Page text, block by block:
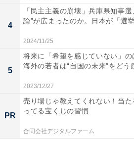
4
「民主主義の崩壊」兵庫県知事
論”が広まったのか。日本が「選
2024/11/25
5
将来に「希望を感じていない」の
海外の若者は“自国の未来”をどう
2023/12/27
PR
売り場じゃ教えてくれない！当
ってる宝くじの習慣
合同会社デジタルファーム